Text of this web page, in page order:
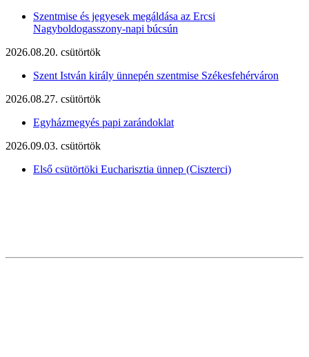
Szentmise és jegyesek megáldása az Ercsi
Nagyboldogasszony-napi búcsún
2026.08.20. csütörtök
Szent István király ünnepén szentmise Székesfehérváron
2026.08.27. csütörtök
Egyházmegyés papi zarándoklat
2026.09.03. csütörtök
Első csütörtöki Eucharisztia ünnep (Ciszterci)